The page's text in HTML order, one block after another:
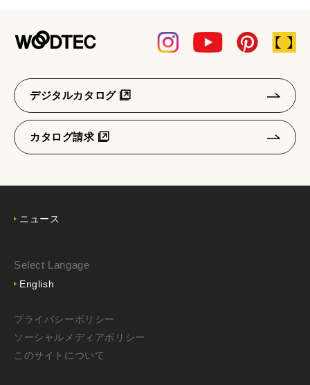
デジタルカタログ
カタログ請求
ニュース
Select Langage
English
プライバシーポリシー
ソーシャルメディアポリシー
このサイトについて